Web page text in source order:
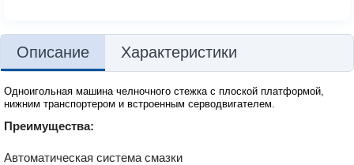
Описание Характеристики
Одноигольная машина челночного стежка с плоской платформой,
нижним транспортером и встроенным серводвигателем.
Преимущества:
Автоматическая система смазки